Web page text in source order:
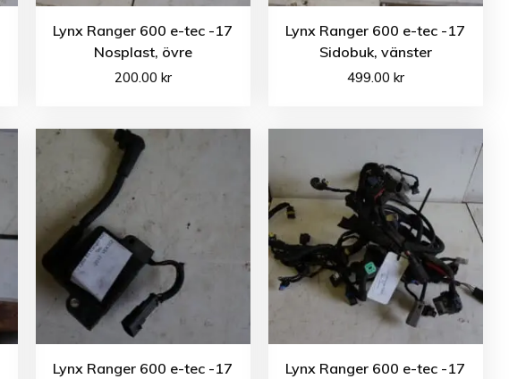
Lynx Ranger 600 e-tec -17
Nosplast, övre
200.00 kr
Lynx Ranger 600 e-tec -17
Sidobuk, vänster
499.00 kr
Lynx Ranger 600 e-tec -17
Lynx Ranger 600 e-tec -17